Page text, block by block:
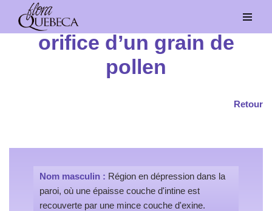
Aller
orifice d’un grain de
pollen
Retour
Nom masculin : Région en dépression dans la
paroi, où une épaisse couche d'intine est
recouverte par une mince couche d'exine.